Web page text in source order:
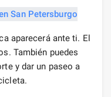
aparecerá ante ti. El
También puedes
y dar un paseo a